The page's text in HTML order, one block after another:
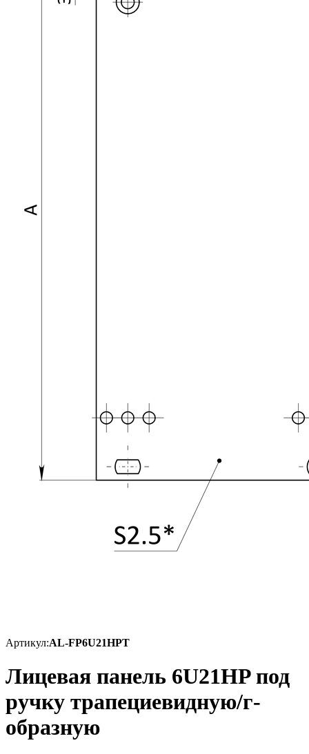
Артикул:AL-FP6U21HPT
Лицевая панель 6U21HP под
ручку трапециевидную/г-
образную